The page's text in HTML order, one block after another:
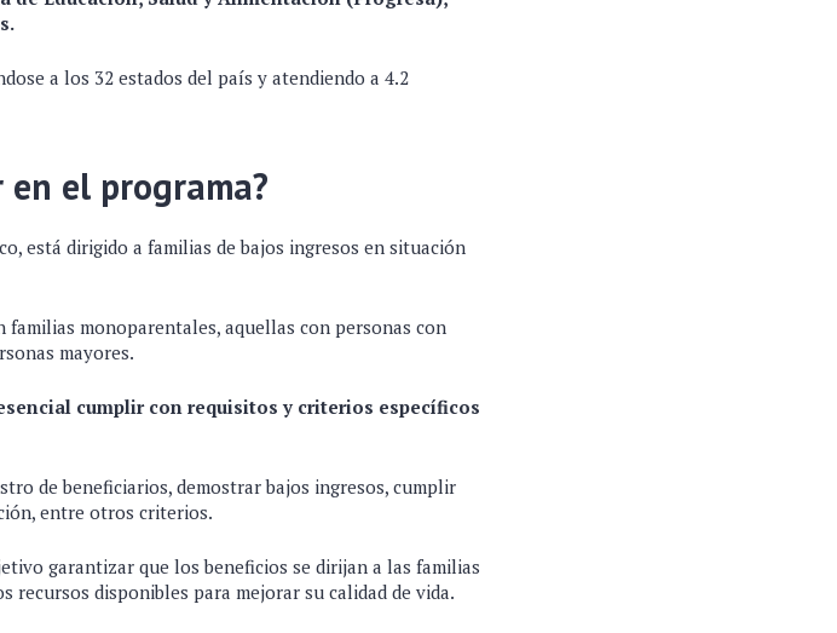
a los 32 estados del país y atendiendo a 4.2
el programa?
está dirigido a familias de bajos ingresos en situación
monoparentales, aquellas con personas con
mayores.
cumplir con requisitos y criterios específicos
de beneficiarios, demostrar bajos ingresos, cumplir
entre otros criterios.
garantizar que los beneficios se dirijan a las familias
recursos disponibles para mejorar su calidad de vida.